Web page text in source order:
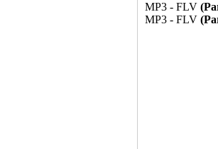
MP3 - FLV
MP3 - FLV